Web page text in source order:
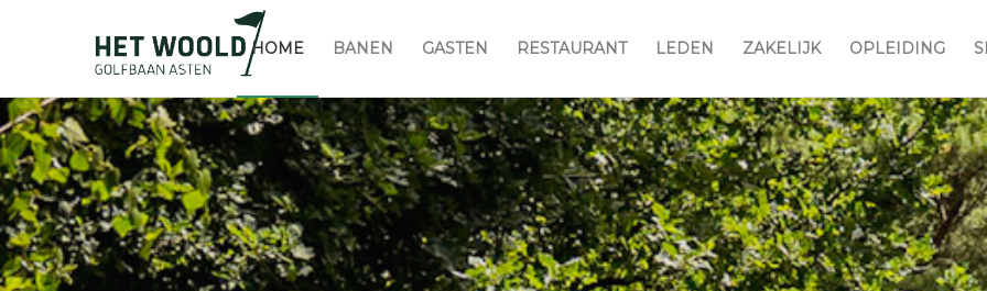
HOME BANEN GASTEN RESTAURANT LEDEN ZAKELIJK OPLEIDING